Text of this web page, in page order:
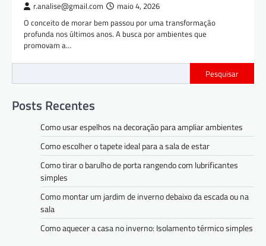
r.analise@gmail.com maio 4, 2026
O conceito de morar bem passou por uma transformação
profunda nos últimos anos. A busca por ambientes que
promovam a…
Pesquisar
Posts Recentes
Como usar espelhos na decoração para ampliar ambientes
Como escolher o tapete ideal para a sala de estar
Como tirar o barulho de porta rangendo com lubrificantes
simples
Como montar um jardim de inverno debaixo da escada ou na
sala
Como aquecer a casa no inverno: Isolamento térmico simples